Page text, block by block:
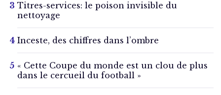
Titres-services: le poison invisible du
nettoyage
Inceste, des chiffres dans l’ombre
« Cette Coupe du monde est un clou de plus
dans le cercueil du football »